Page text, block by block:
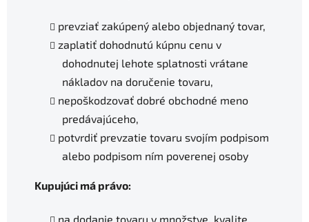
prevziať zakúpený alebo objednaný tovar,
zaplatiť dohodnutú kúpnu cenu v
dohodnutej lehote splatnosti vrátane
nákladov na doručenie tovaru,
nepoškodzovať dobré obchodné meno
predávajúceho,
potvrdiť prevzatie tovaru svojím podpisom
alebo podpisom ním poverenej osoby
Kupujúci má právo:
na dodanie tovaru v množstve, kvalite,